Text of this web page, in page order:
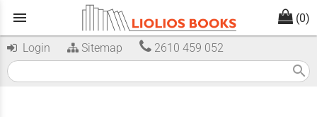
menu (0)
Login Sitemap 2610 459 052
search